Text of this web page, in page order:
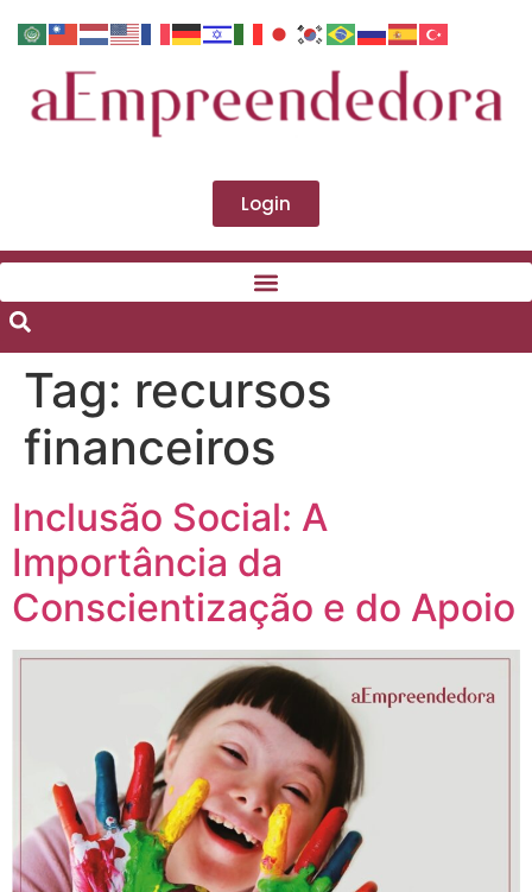
Login
Tag: recursos
financeiros
Inclusão Social: A
Importância da
Conscientização e do Apoio